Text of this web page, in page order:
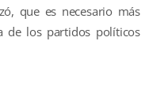
que es necesario más
de los partidos políticos